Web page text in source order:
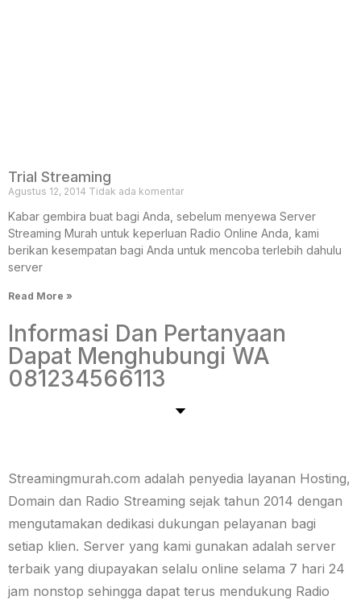
Trial Streaming
Agustus 12, 2014 Tidak ada komentar
Kabar gembira buat bagi Anda, sebelum menyewa Server
Streaming Murah untuk keperluan Radio Online Anda, kami
berikan kesempatan bagi Anda untuk mencoba terlebih dahulu
server
Read More »
Informasi Dan Pertanyaan
Dapat Menghubungi WA
081234566113
Streamingmurah.com adalah penyedia layanan Hosting,
Domain dan Radio Streaming sejak tahun 2014 dengan
mengutamakan dedikasi dukungan pelayanan bagi
setiap klien. Server yang kami gunakan adalah server
terbaik yang diupayakan selalu online selama 7 hari 24
jam nonstop sehingga dapat terus mendukung Radio